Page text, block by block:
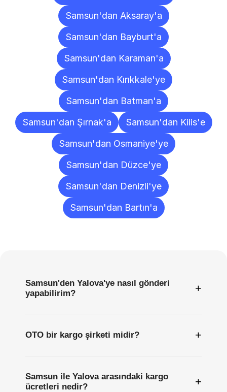
Samsun'dan Aksaray'a
Samsun'dan Bayburt'a
Samsun'dan Karaman'a
Samsun'dan Kırıkkale'ye
Samsun'dan Batman'a
Samsun'dan Şırnak'a
Samsun'dan Kilis'e
Samsun'dan Osmaniye'ye
Samsun'dan Düzce'ye
Samsun'dan Denizli'ye
Samsun'dan Bartın'a
Samsun'den Yalova'ye nasıl gönderi
yapabilirim?
+
OTO bir kargo şirketi midir? +
Samsun ile Yalova arasındaki kargo
ücretleri nedir?
+